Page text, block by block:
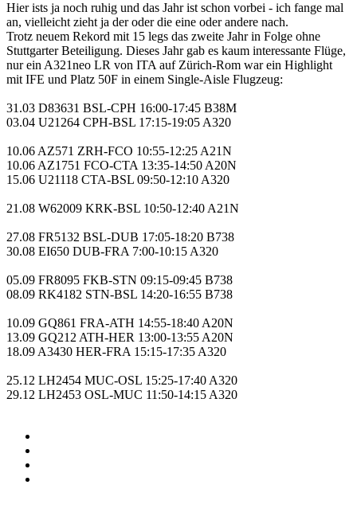
Hier ists ja noch ruhig und das Jahr ist schon vorbei - ich fange mal
an, vielleicht zieht ja der oder die eine oder andere nach.
Trotz neuem Rekord mit 15 legs das zweite Jahr in Folge ohne
Stuttgarter Beteiligung. Dieses Jahr gab es kaum interessante Flüge,
nur ein A321neo LR von ITA auf Zürich-Rom war ein Highlight
mit IFE und Platz 50F in einem Single-Aisle Flugzeug:
31.03 D83631 BSL-CPH 16:00-17:45 B38M
03.04 U21264 CPH-BSL 17:15-19:05 A320
10.06 AZ571 ZRH-FCO 10:55-12:25 A21N
10.06 AZ1751 FCO-CTA 13:35-14:50 A20N
15.06 U21118 CTA-BSL 09:50-12:10 A320
21.08 W62009 KRK-BSL 10:50-12:40 A21N
27.08 FR5132 BSL-DUB 17:05-18:20 B738
30.08 EI650 DUB-FRA 7:00-10:15 A320
05.09 FR8095 FKB-STN 09:15-09:45 B738
08.09 RK4182 STN-BSL 14:20-16:55 B738
10.09 GQ861 FRA-ATH 14:55-18:40 A20N
13.09 GQ212 ATH-HER 13:00-13:55 A20N
18.09 A3430 HER-FRA 15:15-17:35 A320
25.12 LH2454 MUC-OSL 15:25-17:40 A320
29.12 LH2453 OSL-MUC 11:50-14:15 A320